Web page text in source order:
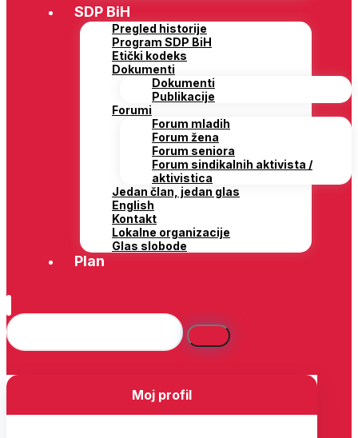
SDP BiH
Pregled historije
Program SDP BiH
Etički kodeks
Dokumenti
Dokumenti
Publikacije
Forumi
Forum mladih
Forum žena
Forum seniora
Forum sindikalnih aktivista /
aktivistica
Jedan član, jedan glas
English
Kontakt
Lokalne organizacije
Glas slobode
Plan
Moj profil